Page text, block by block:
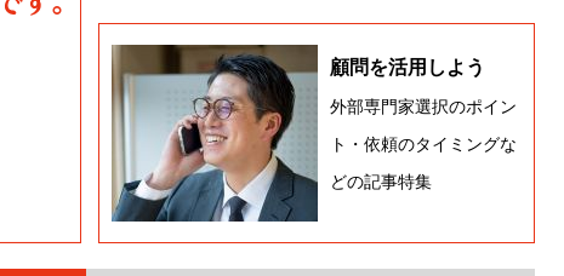
顧問を活用しよう
外部専門家選択のポイン
ト・依頼のタイミングな
どの記事特集